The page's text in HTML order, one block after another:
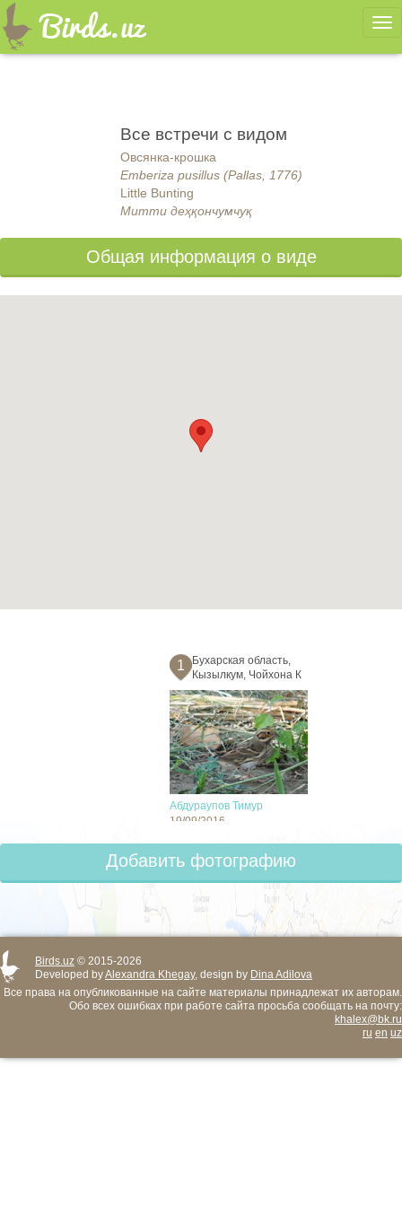
Все встречи с видом
Овсянка-крошка
Emberiza pusillus (Pallas, 1776)
Little Bunting
Митти деҳқончумчуқ
Общая информация о виде
1
Бухарская область,
Кызылкум, Чойхона К
Абдураупов Тимур
19/09/2016
Добавить фотографию
Birds.uz © 2015-2026
Developed byAlexandra Khegay, design by Dina Adilova
Все права на опубликованные на сайте материалы принадлежат их авторам.
Обо всех ошибках при работе сайта просьба сообщать на почту:
khalex@bk.ru
ru en uz